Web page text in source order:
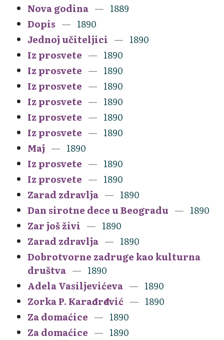
Nova godina
1889
Dopis
1890
Jednoj učiteljici
1890
Iz prosvete
1890
Iz prosvete
1890
Iz prosvete
1890
Iz prosvete
1890
Iz prosvete
1890
Iz prosvete
1890
Maj
1890
Iz prosvete
1890
Iz prosvete
1890
Zarad zdravlja
1890
Dan sirotne dece u Beogradu
1890
Zar još živi
1890
Zarad zdravlja
1890
Dobrotvorne zadruge kao kulturna
društva
1890
Adela Vasiljevićeva
1890
Zorka P. Karađorđević
1890
Za domaćice
1890
Za domaćice
1890